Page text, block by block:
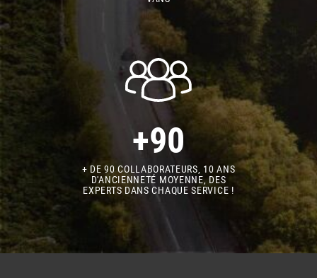
+90
+ DE 90 COLLABORATEURS, 10 ANS
D'ANCIENNETÉ MOYENNE, DES
EXPERTS DANS CHAQUE SERVICE !